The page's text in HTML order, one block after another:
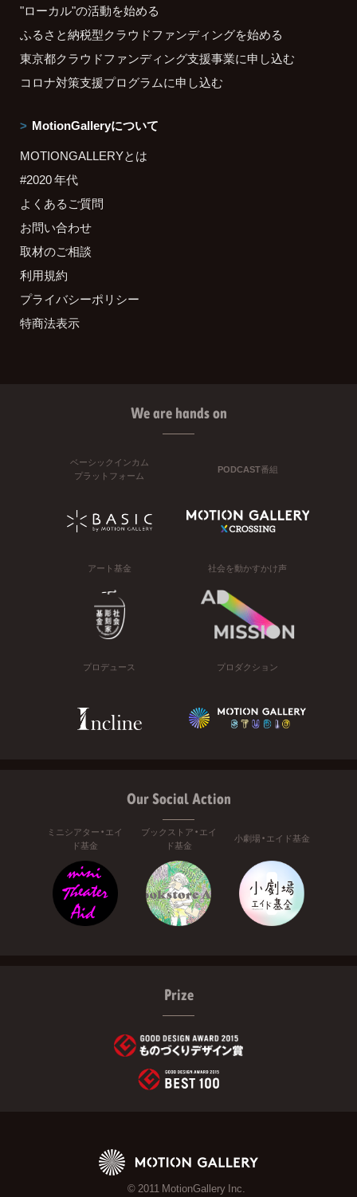
"ローカル"の活動を始める
ふるさと納税型クラウドファンディングを始める
東京都クラウドファンディング支援事業に申し込む
コロナ対策支援プログラムに申し込む
MotionGalleryについて
MOTIONGALLERYとは
#2020 年代
よくあるご質問
お問い合わせ
取材のご相談
利用規約
プライバシーポリシー
特商法表示
We are hands on
ベーシックインカム
プラットフォーム
PODCAST番組
アート基金 社会を動かすかけ声
プロデュース プロダクション
Our Social Action
ミニシアター・エイ
ド基金
ブックストア・エイ
ド基金
小劇場・エイド基金
Prize
© 2011 MotionGallery Inc.